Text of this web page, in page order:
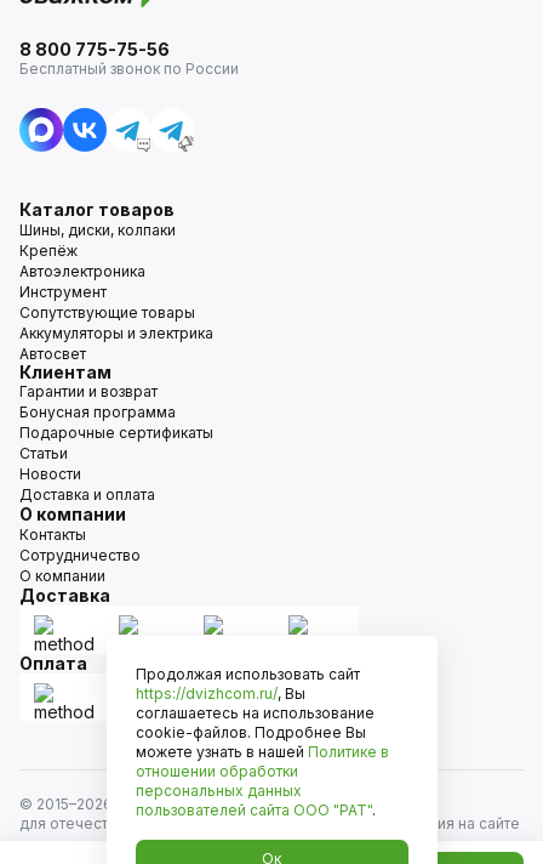
8 800 775-75-56
Бесплатный звонок по России
Каталог товаров
Шины, диски, колпаки
Крепёж
Автоэлектроника
Инструмент
Сопутствующие товары
Аккумуляторы и электрика
Автосвет
Клиентам
Гарантии и возврат
Бонусная программа
Подарочные сертификаты
Статьи
Новости
Доставка и оплата
О компании
Контакты
Сотрудничество
О компании
Доставка
Оплата
© 2015–2026
Движком — сеть магазинов автозапчастей
для отечественных автомобилей и иномарок. Информация на сайте
носит исключительно информационный характер и не является
Продолжая использовать сайт
https://dvizhcom.ru/, Вы
соглашаетесь на использование
cookie-файлов. Подробнее Вы
можете узнать в нашей Политике в
отношении обработки
персональных данных
пользователей сайта ООО "РАТ".
Ок